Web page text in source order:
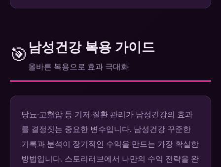
🎯남성건강 복용 가이드
올바른 복용으로 효과 극대화
당뇨·고혈압 등 기저 질환 관리가 남성건강의 효과
를 결정짓는 중요한 변수입니다. 남성건강 꾸준한
기록과 분석이 장기적인 수익을 만드는 가장 확실한
방법입니다. 스토리러브에서 나만의 수익 전략을 완